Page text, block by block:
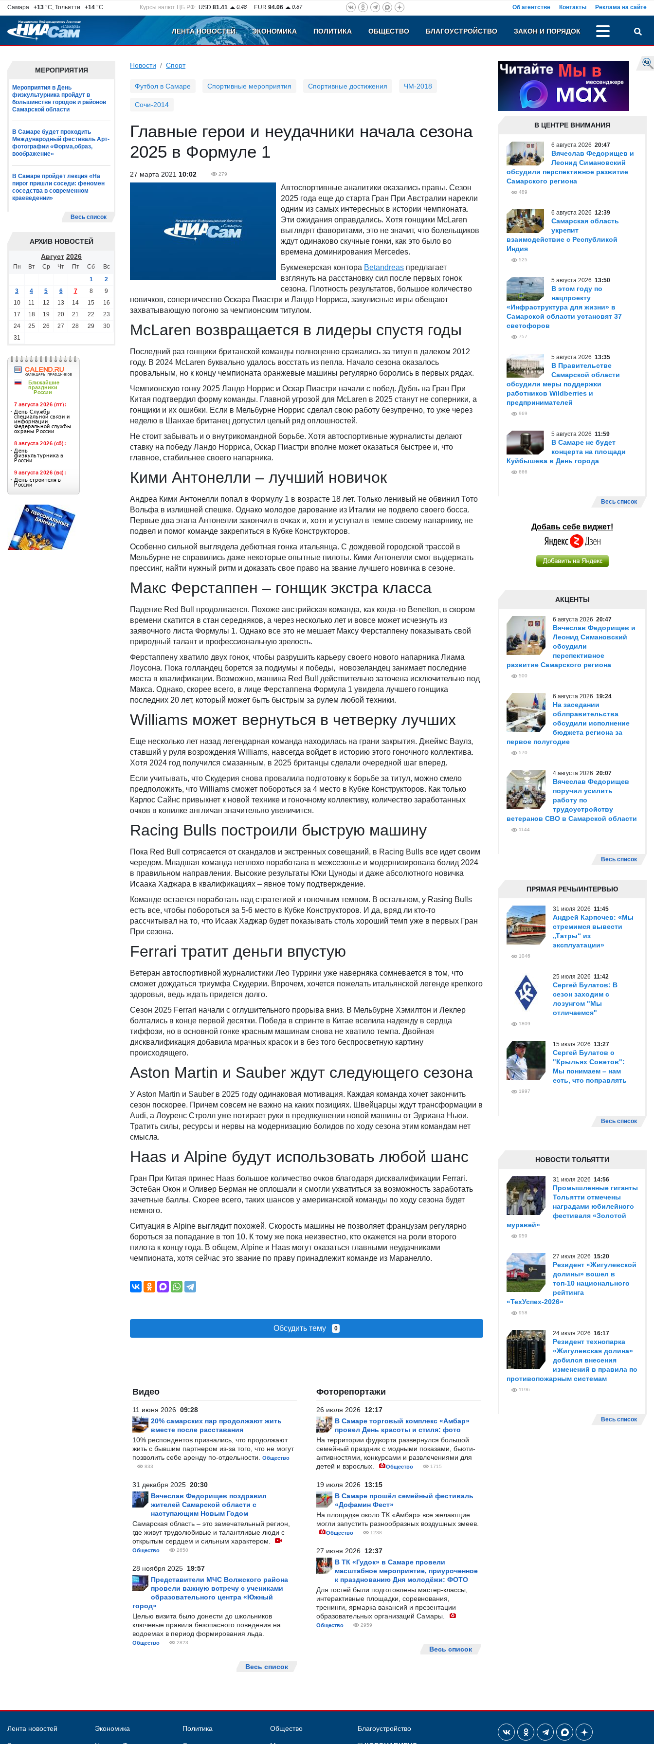
Самара +13 °C, Тольятти +14 °C Курсы валют ЦБ РФ: USD 81.41 0.48 EUR 94.06 0.87 Об агентстве Контакты Реклама на сайте
ЛЕНТА НОВОСТЕЙ ЭКОНОМИКА ПОЛИТИКА ОБЩЕСТВО БЛАГОУСТРОЙСТВО ЗАКОН И ПОРЯДОК
МЕРОПРИЯТИЯ
Мероприятия в День
физкультурника пройдут в
большинстве городов и районов
Самарской области
В Самаре будет проходить
Международный фестиваль Арт-
фотографии «Форма,образ,
воображение»
В Самаре пройдет лекция «На
пирог пришли соседи: феномен
соседства в современном
краеведении»
Весь список
АРХИВ НОВОСТЕЙ
Август 2026
Пн Вт Ср Чт Пт Сб
Вс
1
2
3
4 5 6 7 8
9
10
11 12 13 14 15
16
17
18 19 20 21 22
23
24
25 26 27 28 29
30
31
Новости Спорт
Футбол в Самаре Спортивные мероприятия Спортивные достижения ЧМ-2018
Сочи-2014
Главные герои и неудачники начала сезона
2025 в Формуле 1
27 марта 2021 10:02 279
Автоспортивные аналитики оказались правы. Сезон
2025 года еще до старта Гран При Австралии нарекли
одним из самых интересных в истории чемпионата.
Эти ожидания оправдались. Хотя гонщики McLaren
выглядят фаворитами, это не значит, что болельщиков
ждут одинаково скучные гонки, как это было во
времена доминирования Mercedes.
Букмекерская контора Betandreas предлагает
взглянуть на расстановку сил после первых гонок
сезона. Плотность результатов, большое количество
новичков, соперничество Оскара Пиастри и Ландо Норриса, закулисные игры обещают
захватывающую погоню за чемпионским титулом.
McLaren возвращается в лидеры спустя годы
Последний раз гонщики британской команды полноценно сражались за титул в далеком 2012
году. В 2024 McLaren буквально удалось восстать из пепла. Начало сезона оказалось
провальным, но к концу чемпионата оранжевые машины регулярно боролись в первых рядах.
Чемпионскую гонку 2025 Ландо Норрис и Оскар Пиастри начали с побед. Дубль на Гран При
Китая подтвердил форму команды. Главной угрозой для McLaren в 2025 станут не соперники, а
гонщики и их ошибки. Если в Мельбурне Норрис сделал свою работу безупречно, то уже через
неделю в Шанхае британец допустил целый ряд оплошностей.
Не стоит забывать и о внутрикомандной борьбе. Хотя автоспортивные журналисты делают
ставку на победу Ландо Норриса, Оскар Пиастри вполне может оказаться быстрее и, что
главное, стабильнее своего напарника.
Кими Антонелли – лучший новичок
Андреа Кими Антонелли попал в Формулу 1 в возрасте 18 лет. Только ленивый не обвинил Тото
Вольфа в излишней спешке. Однако молодое дарование из Италии не подвело своего босса.
Первые два этапа Антонелли закончил в очках и, хотя и уступал в темпе своему напарнику, не
подвел и помог команде закрепиться в Кубке Конструкторов.
Особенно сильной выглядела дебютная гонка итальянца. С дождевой городской трассой в
Мельбурне не справились даже некоторые опытные пилоты. Кими Антонелли смог выдержать
прессинг, найти нужный ритм и доказать свое право на звание лучшего новичка в сезоне.
Макс Ферстаппен – гонщик экстра класса
Падение Red Bull продолжается. Похоже австрийская команда, как когда-то Benetton, в скором
времени скатится в стан середняков, а через несколько лет и вовсе может исчезнуть из
заявочного листа Формулы 1. Однако все это не мешает Максу Ферстаппену показывать свой
природный талант и профессиональную зрелость.
Ферстаппену хватило двух гонок, чтобы разрушить карьеру своего нового напарника Лиама
Лоусона. Пока голландец борется за подиумы и победы, новозеландец занимает последние
места в квалификации. Возможно, машина Red Bull действительно заточена исключительно под
Макса. Однако, скорее всего, в лице Ферстаппена Формула 1 увидела лучшего гонщика
последних 20 лет, который может быть быстрым за рулем любой техники.
Williams может вернуться в четверку лучших
Еще несколько лет назад легендарная команда находилась на грани закрытия. Джеймс Ваулз,
ставший у руля возрождения Williams, навсегда войдет в историю этого гоночного коллектива.
Хотя 2024 год получился смазанным, в 2025 британцы сделали очередной шаг вперед.
Если учитывать, что Скудерия снова провалила подготовку к борьбе за титул, можно смело
предположить, что Williams сможет побороться за 4 место в Кубке Конструкторов. Как только
Карлос Сайнс привыкнет к новой технике и гоночному коллективу, количество заработанных
очков в копилке англичан значительно увеличится.
Racing Bulls построили быструю машину
Пока Red Bull сотрясается от скандалов и экстренных совещаний, в Racing Bulls все идет своим
чередом. Младшая команда неплохо поработала в межсезонье и модернизировала болид 2024
в правильном направлении. Высокие результаты Юки Цуноды и даже абсолютного новичка
Исаака Хаджара в квалификациях – явное тому подтверждение.
Команде остается поработать над стратегией и гоночным темпом. В остальном, у Rasing Bulls
есть все, чтобы побороться за 5-6 место в Кубке Конструкторов. И да, вряд ли кто-то
рассчитывал на то, что Исаак Хаджар будет показывать столь хороший темп уже в первых Гран
При сезона.
Ferrari тратит деньги впустую
Ветеран автоспортивной журналистики Лео Туррини уже наверняка сомневается в том, что
сможет дождаться триумфа Скудерии. Впрочем, хочется пожелать итальянской легенде крепкого
здоровья, ведь ждать придется долго.
Сезон 2025 Ferrari начали с оглушительного прорыва вниз. В Мельбурне Хэмилтон и Леклер
болтались в конце первой десятки. Победа в спринте в Китае вселила надежду в сердца
тиффози, но в основной гонке красным машинам снова не хватило темпа. Двойная
дисквалификация добавила мрачных красок и в без того беспросветную картину
происходящего.
Aston Martin и Sauber ждут следующего сезона
У Aston Martin и Sauber в 2025 году одинаковая мотивация. Каждая команда хочет закончить
сезон поскорее. Причем совсем не важно на каких позициях. Швейцарцы ждут трансформации в
Audi, а Лоуренс Стролл уже потирает руки в предвкушении новой машины от Эдриана Ньюи.
Тратить силы, ресурсы и нервы на модернизацию болидов по ходу сезона этим командам нет
смысла.
Haas и Alpine будут использовать любой шанс
Гран При Китая принес Haas большое количество очков благодаря дисквалификации Ferrari.
Эстебан Окон и Оливер Берман не оплошали и смогли ухватиться за возможность заработать
зачетные баллы. Скорее всего, таких шансов у американской команды по ходу сезона будет
немного.
Ситуация в Alpine выглядит похожей. Скорость машины не позволяет французам регулярно
бороться за попадание в топ 10. К тому же пока неизвестно, кто окажется на роли второго
пилота к концу года. В общем, Alpine и Haas могут оказаться главными неудачниками
чемпионата, хотя сейчас это звание по праву принадлежит команде из Маранелло.
Обсудить тему 0
Видео
11 июня 2026 09:28
20% самарских пар продолжают жить
вместе после расставания
10% респондентов признались, что продолжают
жить с бывшим партнером из-за того, что не могут
позволить себе аренду по-отдельности.
Общество
833
31 декабря 2025 20:30
Вячеслав Федорищев поздравил
жителей Самарской области с
наступающим Новым Годом
Самарская область – это замечательный регион,
где живут трудолюбивые и талантливые люди с
открытым сердцем и сильным характером.
Общество 2650
28 ноября 2025 19:57
Представители МЧС Волжского района
провели важную встречу с учениками
образовательного центра «Южный
город»
Целью визита было донести до школьников
ключевые правила безопасного поведения на
водоемах в период формирования льда.
Общество 2823
Весь список
Фоторепортажи
26 июля 2026 12:17
В Самаре торговый комплекс «Амбар»
провел День красоты и стиля: фото
На территории фудкорта развернулся большой
семейный праздник с модными показами, бьюти-
активностями, конкурсами и развлечениями для
детей и взрослых.
Общество 1715
19 июля 2026 13:15
В Самаре прошёл семейный фестиваль
«Дофамин Фест»
На площадке около ТК «Амбар» все желающие
могли запустить разнообразных воздушных змеев.
Общество 1238
27 июня 2026 12:37
В ТК «Гудок» в Самаре провели
масштабное мероприятие, приуроченное
к празднованию Дня молодёжи: ФОТО
Для гостей были подготовлены мастер-классы,
интерактивные площадки, соревнования,
тренинги, ярмарка вакансий и презентации
образовательных организаций Самары.
Общество 2959
Весь список
В ЦЕНТРЕ ВНИМАНИЯ
6 августа 2026 20:47
Вячеслав Федорищев и
Леонид Симановский
обсудили перспективное развитие
Самарского региона
489
6 августа 2026 12:39
Самарская область
укрепит
взаимодействие с Республикой
Индия
525
5 августа 2026 13:50
В этом году по
нацпроекту
«Инфраструктура для жизни» в
Самарской области установят 37
светофоров
757
5 августа 2026 13:35
В Правительстве
Самарской области
обсудили меры поддержки
работников Wildberries и
предпринимателей
969
5 августа 2026 11:59
В Самаре не будет
концерта на площади
Куйбышева в День города
666
Весь список
Добавь себе виджет!
АКЦЕНТЫ
6 августа 2026 20:47
Вячеслав Федорищев и
Леонид Симановский
обсудили
перспективное
развитие Самарского региона
500
6 августа 2026 19:24
На заседании
облправительства
обсудили исполнение
бюджета региона за
первое полугодие
570
4 августа 2026 20:07
Вячеслав Федорищев
поручил усилить
работу по
трудоустройству
ветеранов СВО в Самарской области
1144
Весь список
ПРЯМАЯ РЕЧЬ/ИНТЕРВЬЮ
31 июля 2026 11:45
Андрей Карпочев: «Мы
стремимся вывести
„Татры“ из
эксплуатации»
1046
25 июля 2026 11:42
Сергей Булатов: В
сезон заходим с
лозунгом "Мы
отличаемся"
1809
15 июля 2026 13:27
Сергей Булатов о
"Крыльях Советов":
Мы понимаем – нам
есть, что поправлять
1997
Весь список
НОВОСТИ ТОЛЬЯТТИ
31 июля 2026 14:56
Промышленные гиганты
Тольятти отмечены
наградами юбилейного
фестиваля «Золотой
муравей»
959
27 июля 2026 15:20
Резидент «Жигулевской
долины» вошел в
топ-10 национального
рейтинга
«ТехУспех-2026»
958
24 июля 2026 16:17
Резидент технопарка
«Жигулевская долина»
добился внесения
изменений в правила по
противопожарным системам
1196
Весь список
Лента новостей Экономика Политика Общество Благоустройство